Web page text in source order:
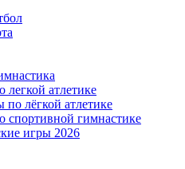
атлетике
лёгкой атлетике
спортивной гимнастике
игры 2026